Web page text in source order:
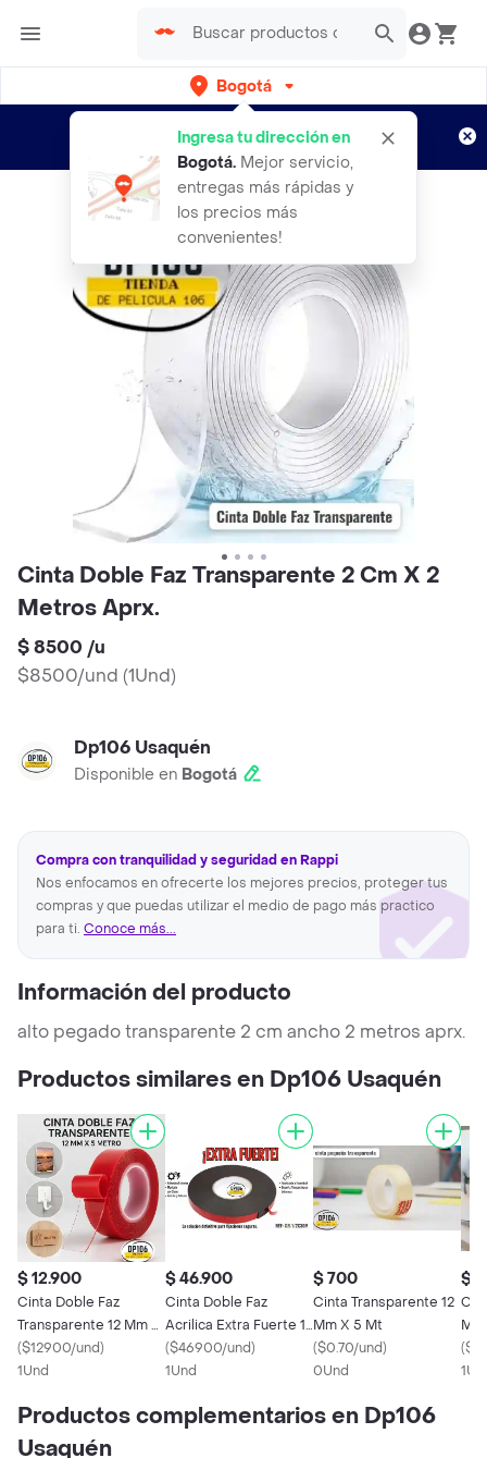
Bogotá
Ingresa tu dirección en
Bogotá. Mejor servicio,
entregas más rápidas y
los precios más
convenientes!
envíos gratis por semanas
Aplican TyC
Cinta Doble Faz Transparente 2 Cm X 2
Metros Aprx.
$ 8500 /u
$8500/und (1Und)
Dp106 Usaquén
Disponible en Bogotá
Compra con tranquilidad y seguridad en Rappi
Nos enfocamos en ofrecerte los mejores precios, proteger tus
compras y que puedas utilizar el medio de pago más practico
para ti. Conoce más...
Información del producto
alto pegado transparente 2 cm ancho 2 metros aprx.
Productos similares en Dp106 Usaquén
$ 12.900
Cinta Doble Faz
Transparente 12 Mm X
5 Metros
($12900/und)
1Und
$ 46.900
Cinta Doble Faz
Acrilica Extra Fuerte 12
Mm / 1/2 Pulgada X 30
Metros
($46900/und)
1Und
$ 700
Cinta Transparente 12
Mm X 5 Mt
($0.70/und)
0Und
$
(
Productos complementarios en Dp106
Usaquén